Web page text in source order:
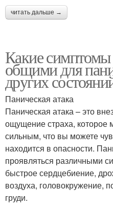
читать дальше →
Какие
общими для
других
Паническая атака
Паническая атака – это
ощущение страха, которое
сильным, что вы можете
находится в опасности.
проявляться различными
быстрое сердцебиение,
воздуха, головокружение,
груди.